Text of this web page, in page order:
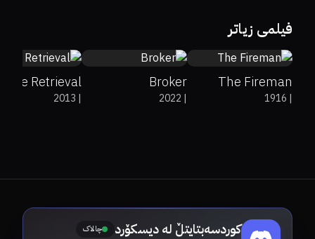
فیلمی زیاتر
The Fireman
|
1916
Broker
|
2022
The Retrieval
|
2013
کوردسەبتایتڵ لە دیسکۆرد چالاک